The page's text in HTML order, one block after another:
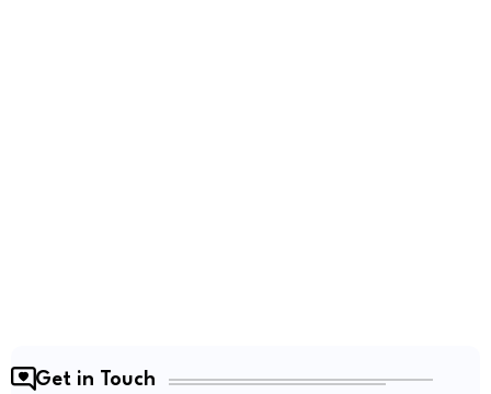
Get in Touch